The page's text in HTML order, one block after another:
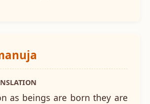
as beings are born they are